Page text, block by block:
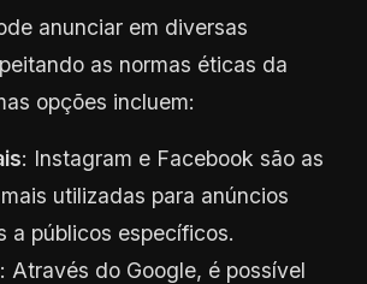
anunciar em diversas
as normas éticas da
opções incluem:
: Instagram e Facebook são as
utilizadas para anúncios
a públicos específicos.
: Através do Google, é possível